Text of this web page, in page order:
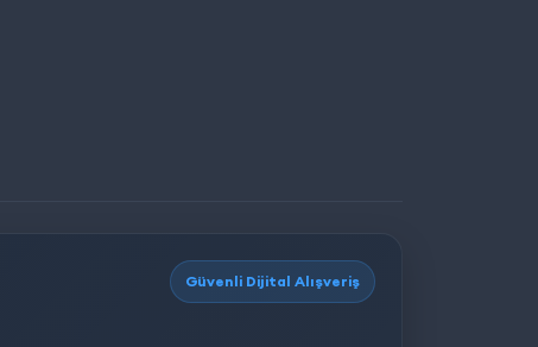
Güvenli Dijital Alışveriş